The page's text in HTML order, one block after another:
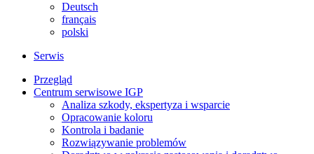
Deutsch
français
polski
Serwis
Przegląd
Centrum serwisowe IGP
Analiza szkody, ekspertyza i wsparcie
Opracowanie koloru
Kontrola i badanie
Rozwiązywanie problemów